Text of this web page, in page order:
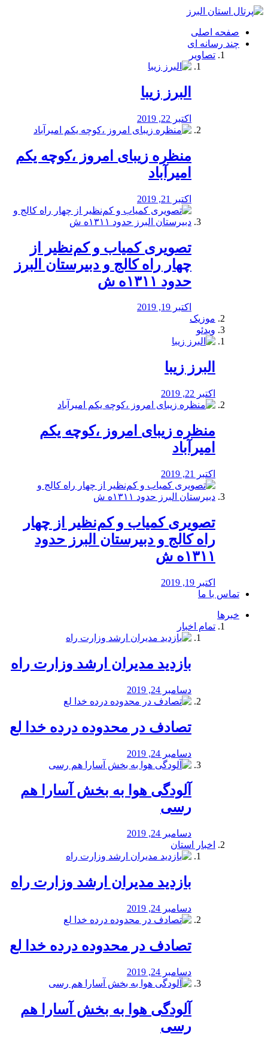
فصد
شرق
تهران
خشکشویی
صفحه اصلی
چند رسانه ای
تصاویر
البرز زیبا
اکتبر 22, 2019
منظره‌‌ زیبای امروز ،کوچه یکم
امیرآباد
اکتبر 21, 2019
️تصویری کمیاب و کم‌نظیر از
چهار راه كالج و دبيرستان البرز
حدود ۱۳۱۱ه ش
اکتبر 19, 2019
موزیک
ویدئو
البرز زیبا
اکتبر 22, 2019
منظره‌‌ زیبای امروز ،کوچه یکم
امیرآباد
اکتبر 21, 2019
️تصویری کمیاب و کم‌نظیر از چهار
راه كالج و دبيرستان البرز حدود
۱۳۱۱ه ش
اکتبر 19, 2019
تماس با ما
خبرها
تمام اخبار
بازدید مدیران ارشد وزارت راه
دسامبر 24, 2019
تصادف در محدوده درده خدا لع
دسامبر 24, 2019
آلودگی هوا به بخش آسارا هم
رسی
دسامبر 24, 2019
اخبار استان
بازدید مدیران ارشد وزارت راه
دسامبر 24, 2019
تصادف در محدوده درده خدا لع
دسامبر 24, 2019
آلودگی هوا به بخش آسارا هم
رسی